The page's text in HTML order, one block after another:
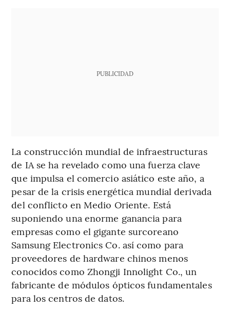
PUBLICIDAD
La construcción mundial de infraestructuras
de IA se ha revelado como una fuerza clave
que impulsa el comercio asiático este año, a
pesar de la crisis energética mundial derivada
del conflicto en Medio Oriente. Está
suponiendo una enorme ganancia para
empresas como el gigante surcoreano
Samsung Electronics Co. así como para
proveedores de hardware chinos menos
conocidos como Zhongji Innolight Co., un
fabricante de módulos ópticos fundamentales
para los centros de datos.